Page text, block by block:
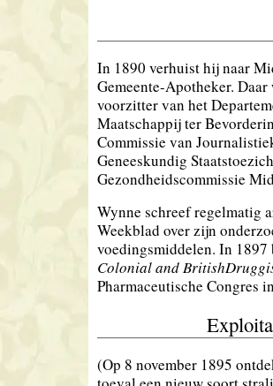
In 1890 verhuist hij naar
Gemeente-Apotheker.
voorzitter van het
Maatschappij ter
Commissie van
Geneeskundig
Gezondheidscommissie
Wynne schreef regelmatig
Weekblad over zijn
voedingsmiddelen. In
Colonial and British
Pharmaceutische Congres
(Op 8 november 1895